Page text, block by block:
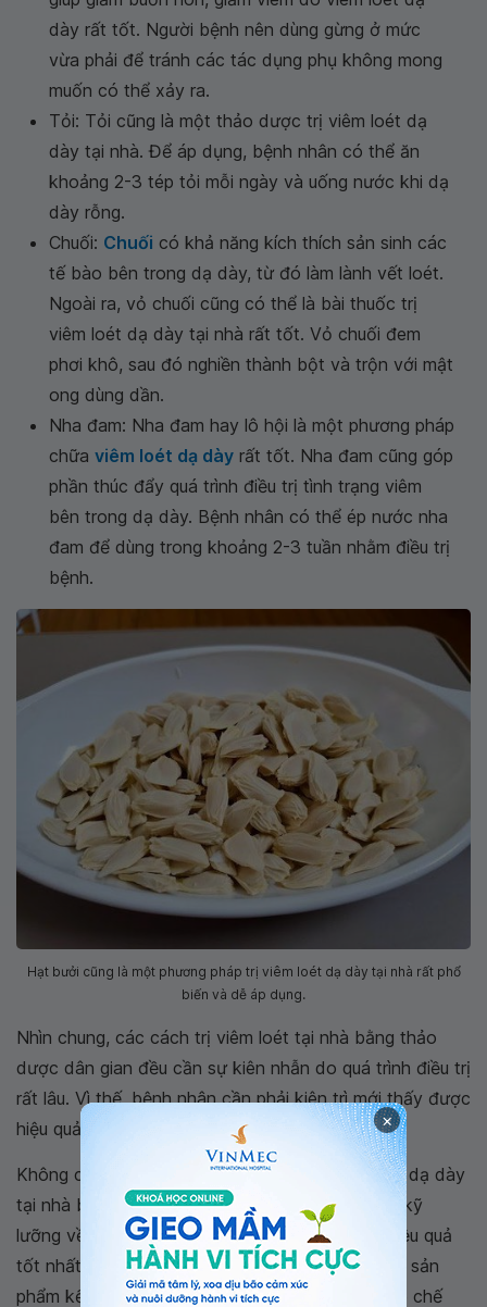
dày rất tốt. Người bệnh nên dùng gừng ở mức
vừa phải để tránh các tác dụng phụ không mong
muốn có thể xảy ra.
Tỏi: Tỏi cũng là một thảo dược trị viêm loét dạ
dày tại nhà. Để áp dụng, bệnh nhân có thể ăn
khoảng 2-3 tép tỏi mỗi ngày và uống nước khi dạ
dày rỗng.
Chuối: Chuối có khả năng kích thích sản sinh các
tế bào bên trong dạ dày, từ đó làm lành vết loét.
Ngoài ra, vỏ chuối cũng có thể là bài thuốc trị
viêm loét dạ dày tại nhà rất tốt. Vỏ chuối đem
phơi khô, sau đó nghiền thành bột và trộn với mật
ong dùng dần.
Nha đam: Nha đam hay lô hội là một phương pháp
chữa viêm loét dạ dày rất tốt. Nha đam cũng góp
phần thúc đẩy quá trình điều trị tình trạng viêm
bên trong dạ dày. Bệnh nhân có thể ép nước nha
đam để dùng trong khoảng 2-3 tuần nhằm điều trị
bệnh.
Hạt bưởi cũng là một phương pháp trị viêm loét dạ dày tại nhà rất phổ
biến và dễ áp dụng.
Nhìn chung, các cách trị viêm loét tại nhà bằng thảo
dược dân gian đều cần sự kiên nhẫn do quá trình điều trị
rất lâu. Vì thế, bệnh nhân cần phải kiên trì mới thấy được
hiệu quả.
Không chỉ vậy, bệnh nhân trước khi trị viêm loét dạ dày
tại nhà bằng các phương pháp này nên tìm hiểu kỹ
lưỡng về cách sử dụng và liều lượng nhằm có hiệu quả
tốt nhất. Để chữa bệnh, bệnh nhân nên sử dụng sản
phẩm kết hợp nhiều loại thảo dược đã được bào chế
×